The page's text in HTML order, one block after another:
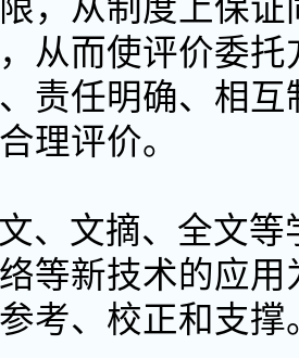
，从制度上保
从而使评价委
责任明确、相
理评价。
、文摘、全文等
等新技术的应
考、校正和支撑